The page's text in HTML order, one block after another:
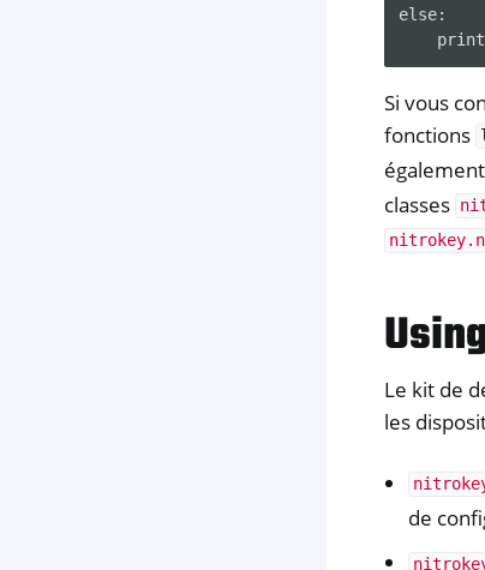
else:
Si vous
fonctions
classes
Le kit de
les
de